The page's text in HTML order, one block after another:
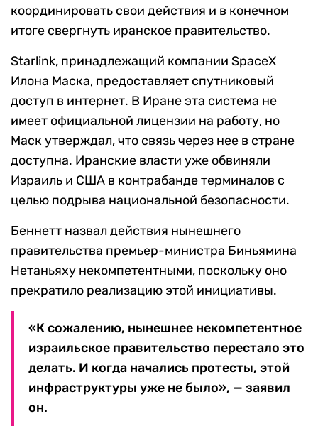
координировать свои действия и в конечном
итоге свергнуть иранское правительство.
Starlink, принадлежащий компании SpaceX
Илона Маска, предоставляет спутниковый
доступ в интернет. В Иране эта система не
имеет официальной лицензии на работу, но
Маск утверждал, что связь через нее в стране
доступна. Иранские власти уже обвиняли
Израиль и США в контрабанде терминалов с
целью подрыва национальной безопасности.
Беннетт назвал действия нынешнего
правительства премьер-министра Биньямина
Нетаньяху некомпетентными, поскольку оно
прекратило реализацию этой инициативы.
«К сожалению, нынешнее некомпетентное
израильское правительство перестало это
делать. И когда начались протесты, этой
инфраструктуры уже не было», — заявил
он.